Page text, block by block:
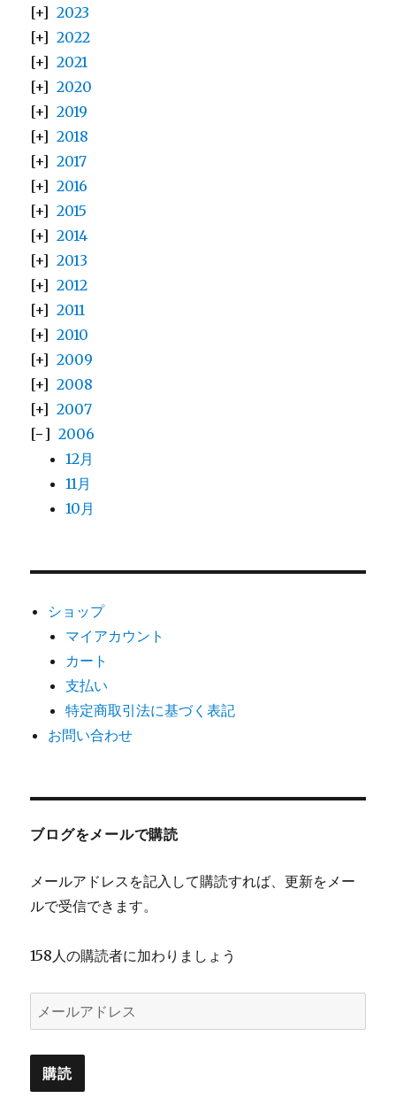
2023
2022
2021
2020
2019
2018
2017
2016
2015
2014
2013
2012
2011
2010
2009
2008
2007
2006
12月
11月
10月
ショップ
マイアカウント
カート
支払い
特定商取引法に基づく表記
お問い合わせ
ブログをメールで購読
メールアドレスを記入して購読すれば、更新をメー
ルで受信できます。
158人の購読者に加わりましょう
ー
ル
ア購読